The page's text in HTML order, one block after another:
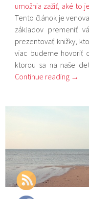
umožnia zažiť, aké to
Tento článok je
základov premeniť
prezentovať knižky,
viac budeme hovoriť
ktorou sa na naše
Continue reading →